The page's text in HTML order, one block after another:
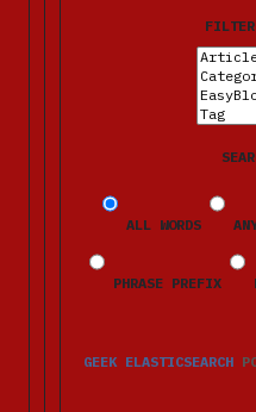
ALL WORDS
PHRASE PREFIX
GEEK ELASTICSEARCH